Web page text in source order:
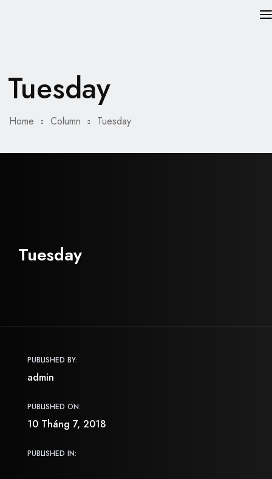
PHẪU THUẬT THẨM MỸ
Tuesday
Home Column Tuesday
Tuesday
PUBLISHED BY:
admin
PUBLISHED ON:
10 Tháng 7, 2018
PUBLISHED IN: